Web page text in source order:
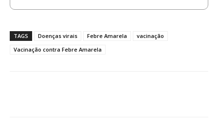
TAGS Doenças virais Febre Amarela
vacinação
Vacinação contra Febre Amarela